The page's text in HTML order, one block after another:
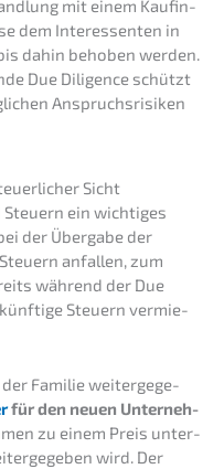
mit einem Kaufin­
dem Inter­es­sen­ten in
dahin behoben werden.
Due Diligence schützt
Anspruchs­ri­si­ken
Sicht
ein wichti­ges
der Überga­be der
anfal­len, zum
während der Due
Steuern vermie­
Familie weiter­ge­ge­
für den neuen Unter­neh­
zu einem Preis unter­
wird. Der